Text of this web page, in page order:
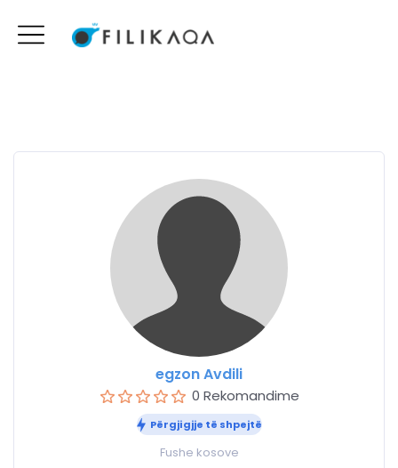
egzon Avdili
0 Rekomandime
Përgjigjje të shpejtë
Fushe kosove